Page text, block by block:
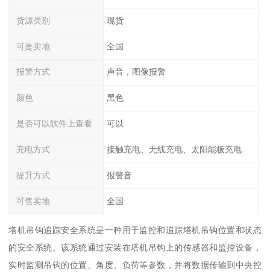
货源类别 现货
可是卖地 全国
报警方式 声音，图像报警
颜色 黑色
是否可以软件上查看 可以
充电方式 接触充电、无线充电、太阳能板充电
提升方式 报警音
可售卖地 全国
塔机吊钩追踪安全系统是一种用于监控和追踪塔机吊钩位置和状态
的安全系统。该系统通过安装在塔机吊钩上的传感器和监控设备，
实时监测吊钩的位置、角度、负荷等参数，并将数据传输到中央控